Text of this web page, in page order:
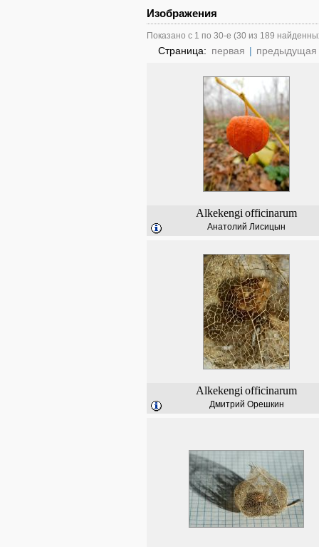
Изображения
Показано с 1 по 30-е (30 из 189
Страница: первая | предыдущая
Alkekengi officinarum
Анатолий Лисицын
Alkekengi officinarum
Дмитрий Орешкин